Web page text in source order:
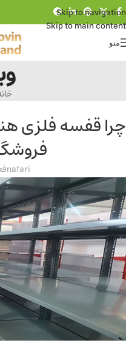
Skip to navigation
Skip to main content
منو
چرا قفسه فلزی
nafari